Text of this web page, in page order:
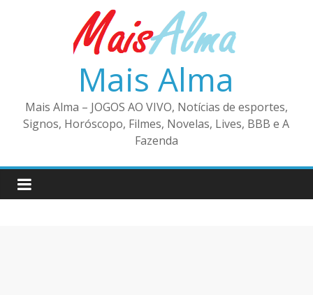
Mais Alma
Mais Alma – JOGOS AO VIVO, Notícias de esportes,
Signos, Horóscopo, Filmes, Novelas, Lives, BBB e A
Fazenda